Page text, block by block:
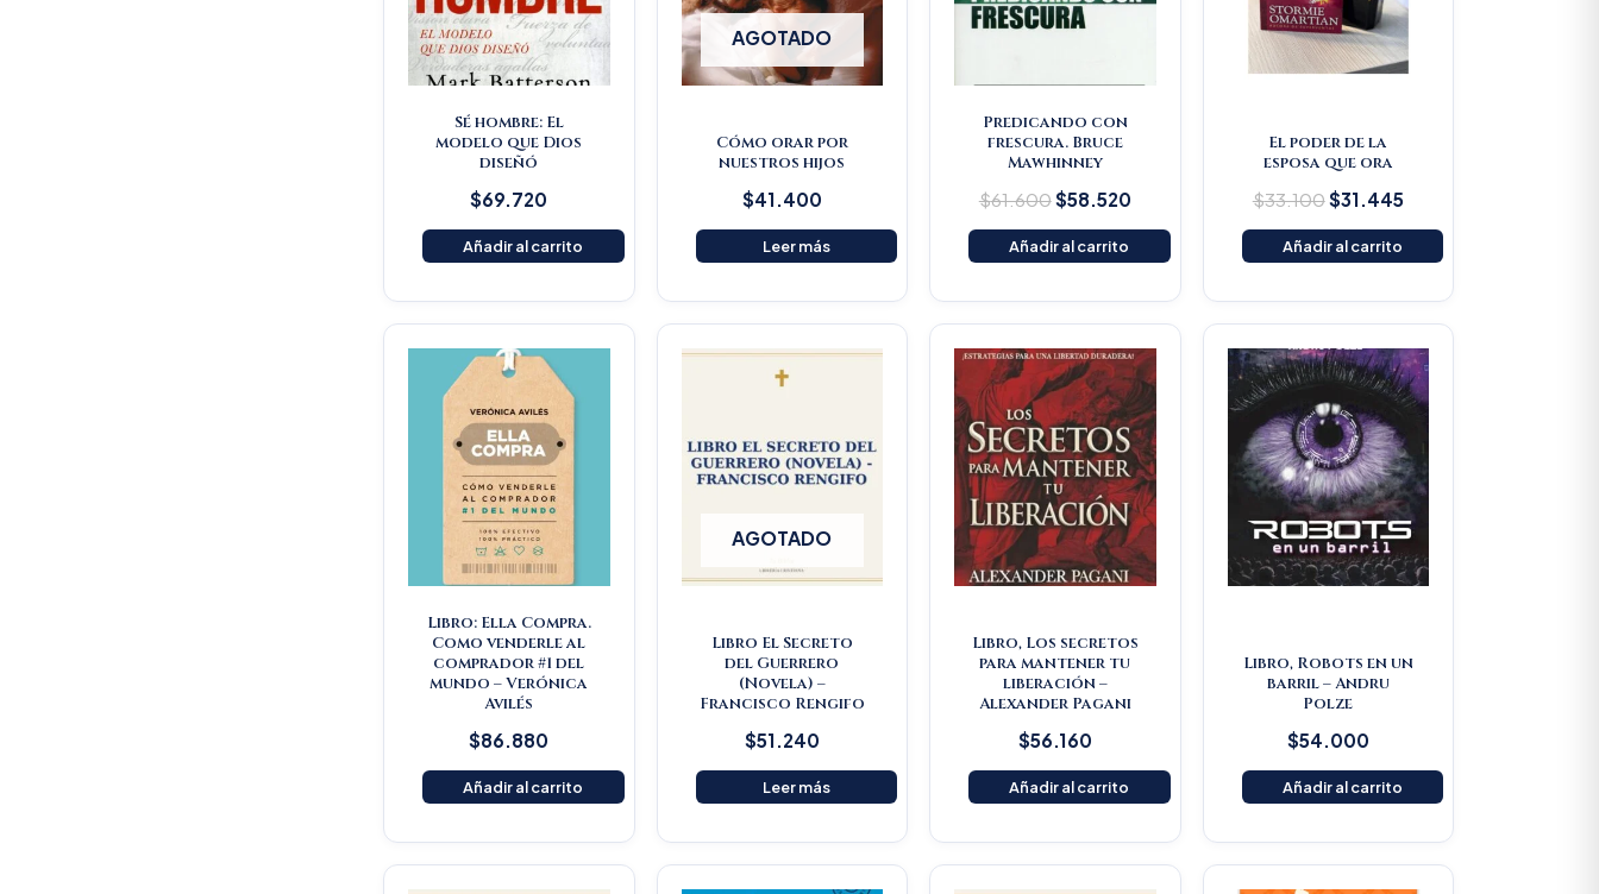
Sé hombre: El
modelo que Dios
diseñó
$69.720
Añadir al carrito
AGOTADO
Cómo orar por
nuestros hijos
$41.400
Leer más
Predicando con
frescura. Bruce
Mawhinney
$61.600$58.520
Añadir al carrito
El poder de la
esposa que ora
$33.100$31.445
Añadir al carrito
Libro: Ella Compra.
Como venderle al
comprador #1 del
mundo – Verónica
Avilés
$86.880
Añadir al carrito
AGOTADO
Libro El Secreto
del Guerrero
(Novela) –
Francisco Rengifo
$51.240
Leer más
Libro, Los secretos
para mantener tu
liberación –
Alexander Pagani
$56.160
Añadir al carrito
Libro, Robots en un
barril – Andru
Polze
$54.000
Añadir al carrito